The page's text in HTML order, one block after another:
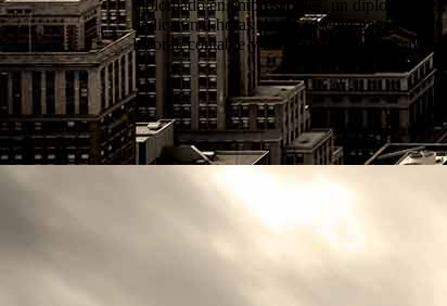
diplomado en empresariales, un diplomado
dedicarán 2 horas al mes y seguramente
laboral, contable y mercantil en 6 horas al año?